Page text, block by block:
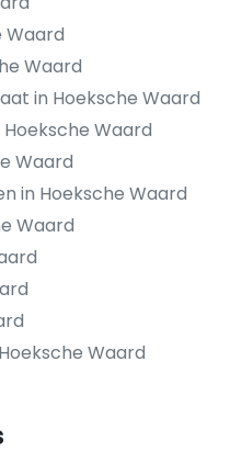
Waard
Waard
in Hoeksche Waard
Waard
Waard
in Hoeksche Waard
Waard
Waard